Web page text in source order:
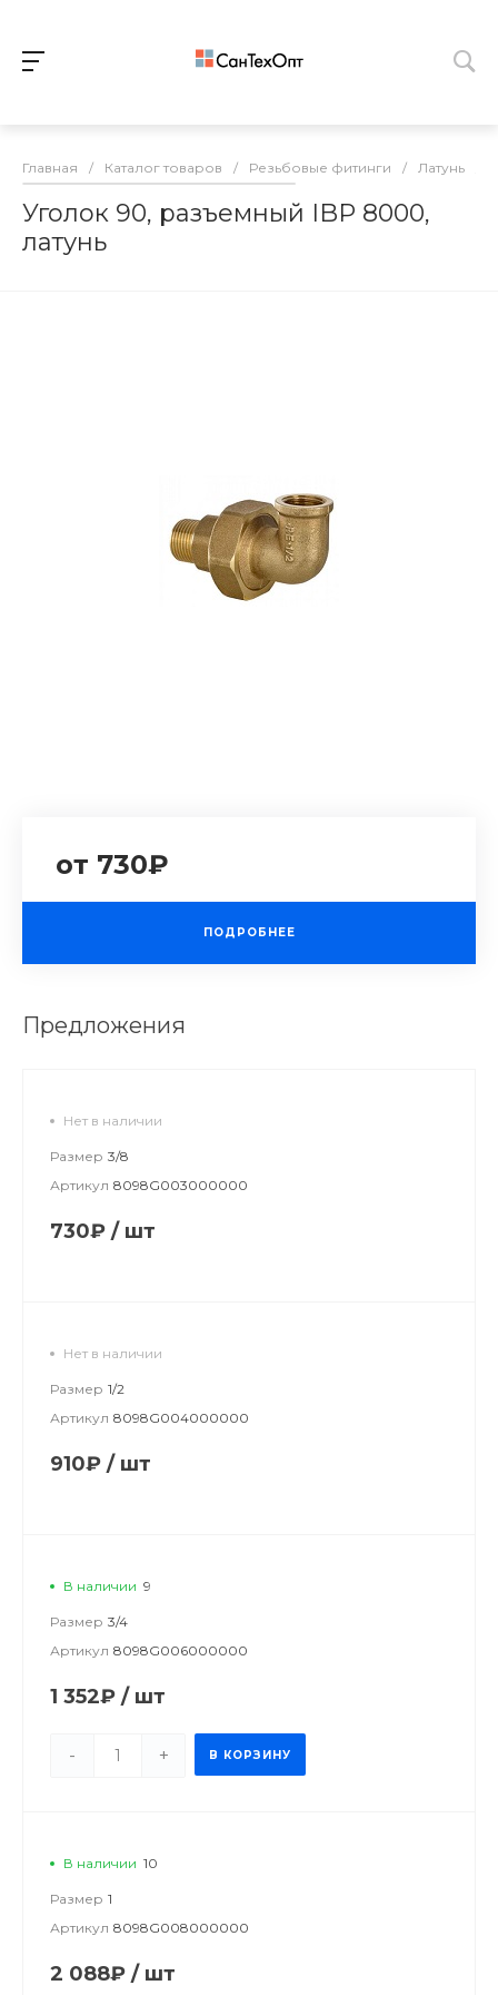
Главная / Каталог товаров / Резьбовые фитинги / Латунь
Уголок 90, разъемный IBP 8000,
латунь
от 730₽
ПОДРОБНЕЕ
Предложения
Нет в наличии
Размер 3/8
Артикул 8098G003000000
730₽ / шт
Нет в наличии
Размер 1/2
Артикул 8098G004000000
910₽ / шт
В наличии 9
Размер 3/4
Артикул 8098G006000000
1 352₽ / шт
- + В КОРЗИНУ
В наличии 10
Размер 1
Артикул 8098G008000000
2 088₽ / шт